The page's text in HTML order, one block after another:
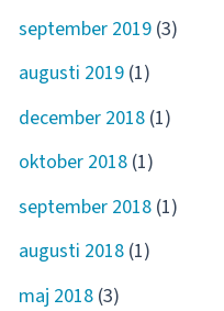
september 2019 (3)
augusti 2019 (1)
december 2018 (1)
oktober 2018 (1)
september 2018 (1)
augusti 2018 (1)
maj 2018 (3)